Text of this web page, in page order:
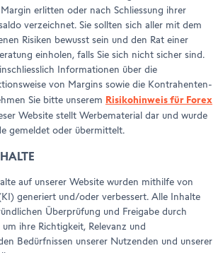
erlitten oder nach Schliessung ihrer
verzeichnet. Sie sollten sich aller mit dem
Risiken bewusst sein und den Rat einer
einholen, falls Sie sich nicht sicher sind.
Informationen über die
von Margins sowie die Kontrahenten-
Sie bitte unserem Risikohinweis für Forex
Website stellt Werbematerial dar und wurde
gemeldet oder übermittelt.
auf unserer Website wurden mithilfe von
generiert und/oder verbessert. Alle Inhalte
Überprüfung und Freigabe durch
ihre Richtigkeit, Relevanz und
Bedürfnissen unserer Nutzenden und unserer